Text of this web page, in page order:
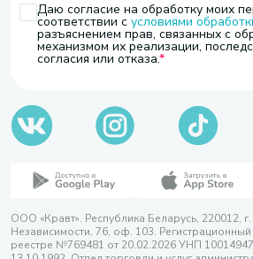
Даю согласие на обработку моих
соответствии с условиями
разъяснением прав, связанных с
механизмом их реализации,
согласия или отказа.
ООО «Кравт». Республика Беларусь, 220012,
Независимости, 76, оф. 103.
реестре №769481 от 20.02.2026 УНП